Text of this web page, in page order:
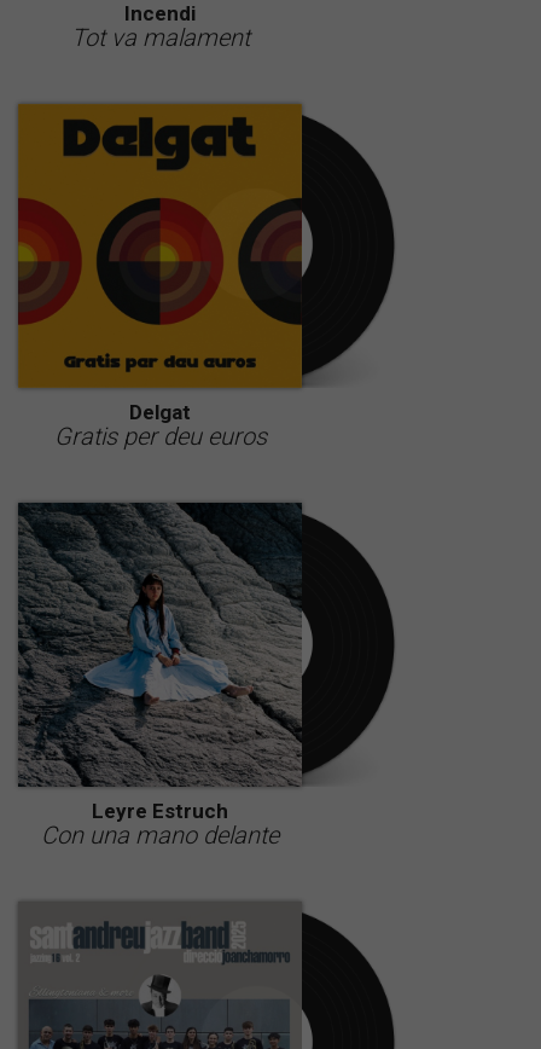
Incendi
Tot va malament
Delgat
Gratis per deu euros
Leyre Estruch
Con una mano delante